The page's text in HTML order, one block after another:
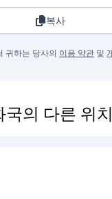
복사
귀하는 당사의 이용 약관 및
의 다른 위치